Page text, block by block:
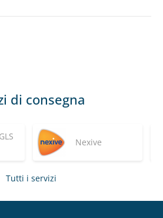
di consegna
Nexive
Tutti i servizi